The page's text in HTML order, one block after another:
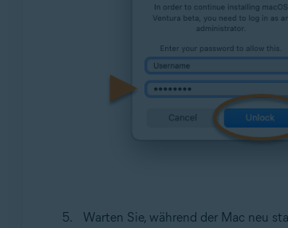
Warten Sie, während der Mac neu